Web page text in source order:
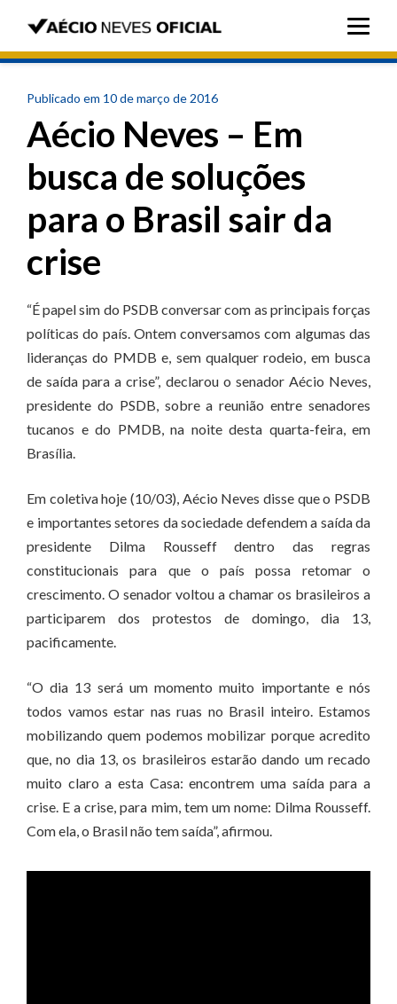
Publicado em 10 de março de 2016
Aécio Neves – Em
busca de soluções
para o Brasil sair da
crise
“É papel sim do PSDB conversar com as principais forças
políticas do país. Ontem conversamos com algumas das
lideranças do PMDB e, sem qualquer rodeio, em busca
de saída para a crise”, declarou o senador Aécio Neves,
presidente do PSDB, sobre a reunião entre senadores
tucanos e do PMDB, na noite desta quarta-feira, em
Brasília.
Em coletiva hoje (10/03), Aécio Neves disse que o PSDB
e importantes setores da sociedade defendem a saída da
presidente Dilma Rousseff dentro das regras
constitucionais para que o país possa retomar o
crescimento. O senador voltou a chamar os brasileiros a
participarem dos protestos de domingo, dia 13,
pacificamente.
“O dia 13 será um momento muito importante e nós
todos vamos estar nas ruas no Brasil inteiro. Estamos
mobilizando quem podemos mobilizar porque acredito
que, no dia 13, os brasileiros estarão dando um recado
muito claro a esta Casa: encontrem uma saída para a
crise. E a crise, para mim, tem um nome: Dilma Rousseff.
Com ela, o Brasil não tem saída”, afirmou.